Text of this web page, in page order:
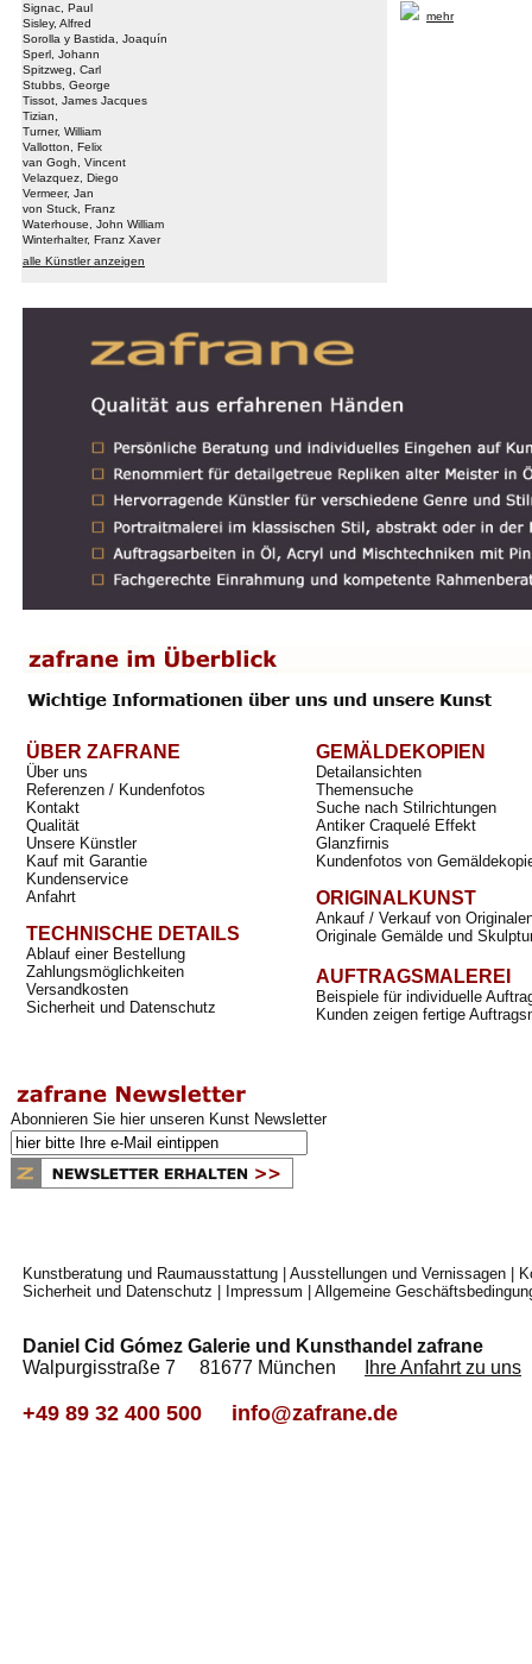
Signac, Paul
Sisley, Alfred
Sorolla y Bastida, Joaquín
Sperl, Johann
Spitzweg, Carl
Stubbs, George
Tissot, James Jacques
Tizian,
Turner, William
Vallotton, Felix
van Gogh, Vincent
Velazquez, Diego
Vermeer, Jan
von Stuck, Franz
Waterhouse, John William
Winterhalter, Franz Xaver
alle Künstler anzeigen
mehr
ÜBER ZAFRANE
Über uns
Referenzen / Kundenfotos
Kontakt
Qualität
Unsere Künstler
Kauf mit Garantie
Kundenservice
Anfahrt
TECHNISCHE DETAILS
Ablauf einer Bestellung
Zahlungsmöglichkeiten
Versandkosten
Sicherheit und Datenschutz
GEMÄLDEKOPIEN
Detailansichten
Themensuche
Suche nach Stilrichtungen
Antiker Craquelé Effekt
Glanzfirnis
Kundenfotos von
ORIGINALKUNST
Ankauf / Verkauf von
Originale Gemälde und
AUFTRAGSMALEREI
Beispiele für individuelle
Kunden zeigen fertige
Abonnieren Sie hier unseren Kunst Newsletter
Kunstberatung und Raumausstattung Ausstellungen und Vernissagen
Sicherheit und Datenschutz
Impressum Allgemeine
Daniel Cid Gómez Galerie und Kunsthandel zafrane
Walpurgisstraße 7 81677 München
Ihre Anfahrt zu uns
+49 89 32 400 500 info@zafrane.de